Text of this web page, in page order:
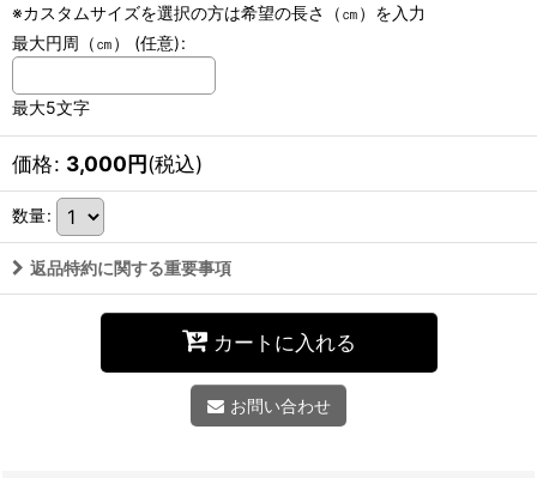
※カスタムサイズを選択の方は希望の長さ（㎝）を入力
最大円周（㎝） (任意):
最大5文字
価格: 3,000円(税込)
数量:
返品特約に関する重要事項
カートに入れる
お問い合わせ